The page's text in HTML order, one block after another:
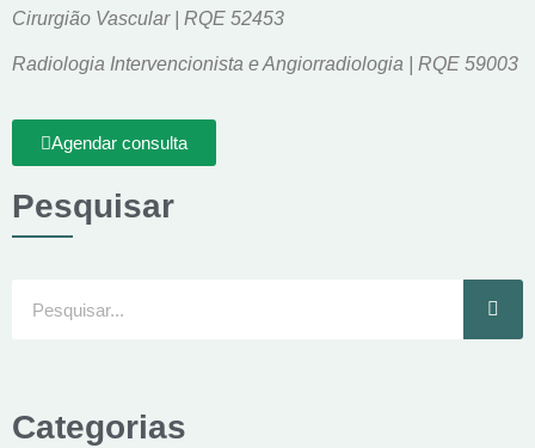
Cirurgião Vascular | RQE 52453
Radiologia Intervencionista e Angiorradiologia | RQE 59003
Agendar consulta
Pesquisar
Categorias